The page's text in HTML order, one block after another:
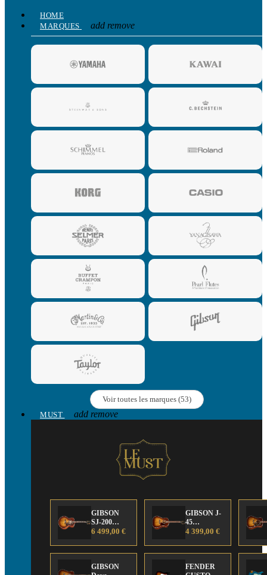
HOME
MARQUES
add remove
Voir toutes les marques (53)
MUST
add remove
GIBSON
SJ-200
Anniversary
Edition
6 499,00 €
GIBSON J-
45
Anniversary
Edition
4 399,00 €
GIBSON
FENDER